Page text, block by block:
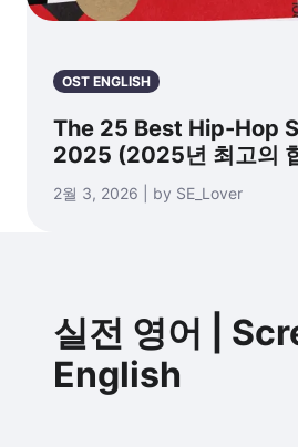
OST ENGLISH
The 25 Best Hip-Hop
2025 (2025년 최고의
2월 3, 2026 | by SE_Lover
실전 영어 |
English